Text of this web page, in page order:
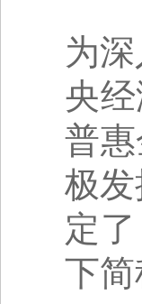
为
央
普
极
定
下